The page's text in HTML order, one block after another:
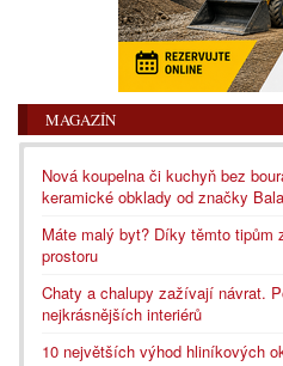
MAGAZÍN
Nová koupelna či kuchyň bez
keramické obklady od značky
Máte malý byt? Díky těmto tipům
prostoru
Chaty a chalupy zažívají návrat.
nejkrásnějších interiérů
10 největších výhod hliníkových